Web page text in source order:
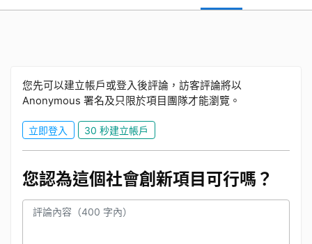
您先可以建立帳戶或登入後評論，訪客評論將以
Anonymous 署名及只限於項目團隊才能瀏覽。
立即登入 30 秒建立帳戶
您認為這個社會創新項目可行嗎？